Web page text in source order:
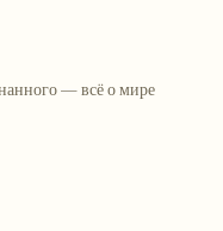
— всё о мире